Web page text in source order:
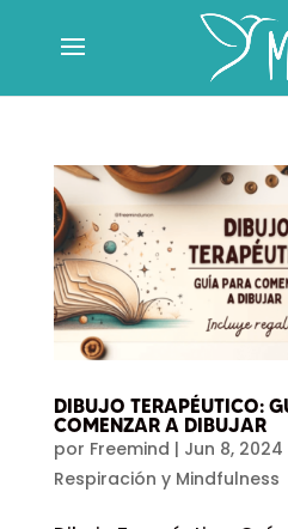
DIBUJO TERAPÉUTICO:
COMENZAR A DIBUJAR
por Freemind | Jun 8, 2024
Respiración y Mindfulness